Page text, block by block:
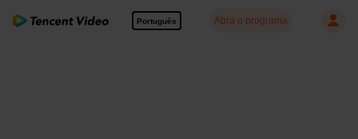
Português Abra o programa